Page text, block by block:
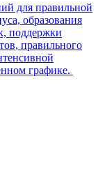
для правильной
образования
поддержки
правильного
графике.